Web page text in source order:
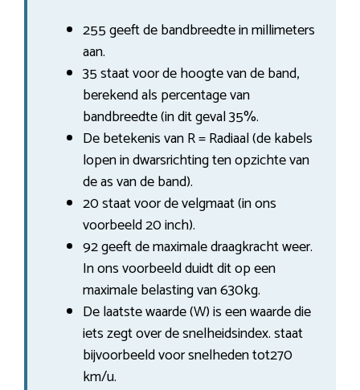
255 geeft de bandbreedte in millimeters
aan.
35 staat voor de hoogte van de band,
berekend als percentage van
bandbreedte (in dit geval 35%.
De betekenis van R = Radiaal (de kabels
lopen in dwarsrichting ten opzichte van
de as van de band).
20 staat voor de velgmaat (in ons
voorbeeld 20 inch).
92 geeft de maximale draagkracht weer.
In ons voorbeeld duidt dit op een
maximale belasting van 630kg.
De laatste waarde (W) is een waarde die
iets zegt over de snelheidsindex. staat
bijvoorbeeld voor snelheden tot270
km/u.